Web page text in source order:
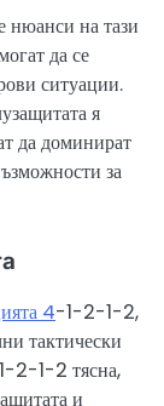
нюанси на тази
да се
ситуации.
я
да доминират
за
4-1-2-1-2,
тактически
2-1-2 тясна,
и